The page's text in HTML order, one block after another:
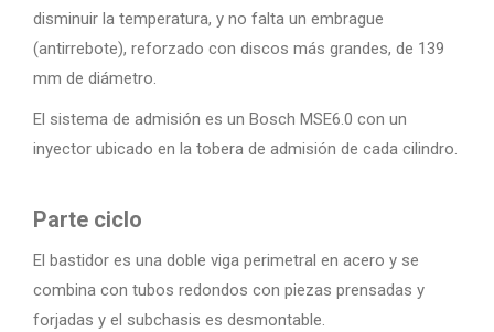
disminuir la temperatura, y no falta un embrague
(antirrebote), reforzado con discos más grandes, de 139
mm de diámetro.
El sistema de admisión es un Bosch MSE6.0 con un
inyector ubicado en la tobera de admisión de cada cilindro.
Parte ciclo
El bastidor es una doble viga perimetral en acero y se
combina con tubos redondos con piezas prensadas y
forjadas y el subchasis es desmontable.